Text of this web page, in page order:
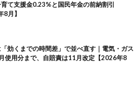
育て支援金0.23%と国民年金の前納割引
8月】
効くまでの時間差」で並べ直す｜電気・ガス
使用分まで、自賠責は11月改定【2026年8